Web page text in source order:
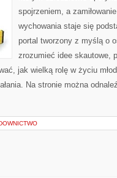
spojrzeniem, a
wychowania staje się
portal tworzony z myślą o
zrozumieć idee skautowe,
jak wielką rolę w życiu
Na stronie można